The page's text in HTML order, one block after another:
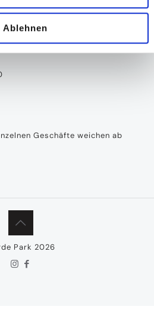
Ablehnen
los
Geschäfte weichen ab
Park 2026